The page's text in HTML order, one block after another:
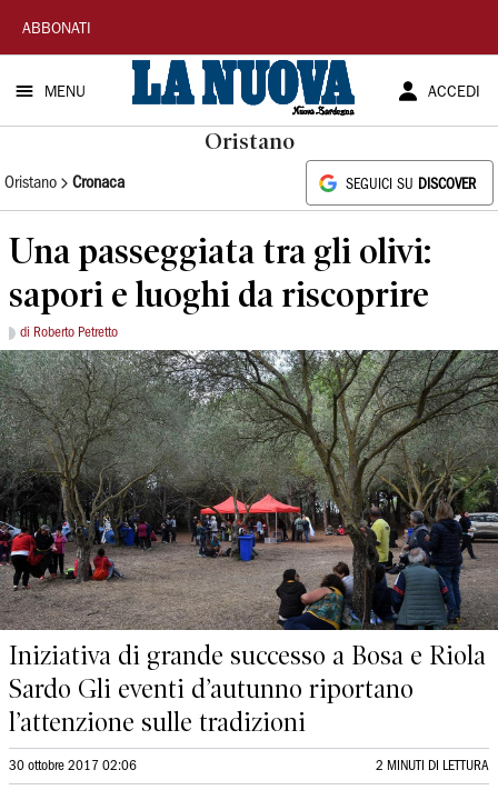
La
Nuova
Sardegna
ABBONATI
MENU ACCEDI
Oristano
Oristano Cronaca SEGUICI SU DISCOVER
Una passeggiata tra gli olivi:
sapori e luoghi da riscoprire
di Roberto Petretto
Iniziativa di grande successo a Bosa e Riola
Sardo Gli eventi d’autunno riportano
l’attenzione sulle tradizioni
30 ottobre 2017 02:06 2 MINUTI DI LETTURA